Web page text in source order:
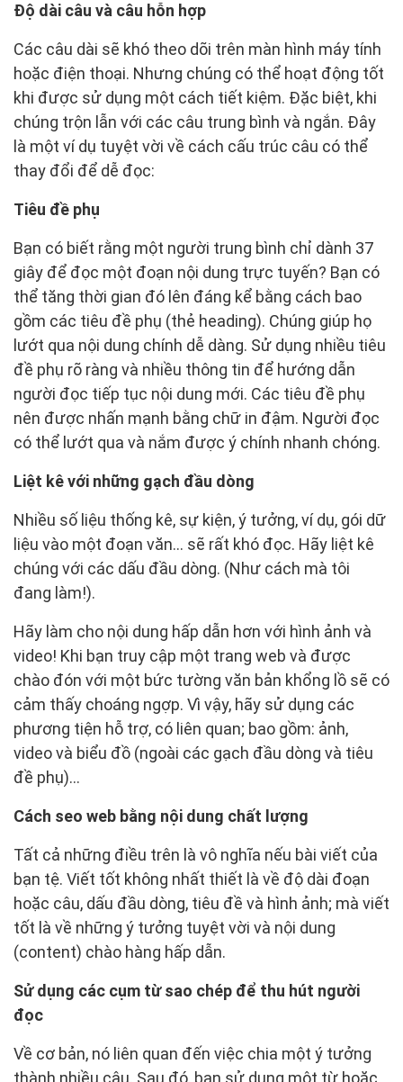
Độ dài câu và câu hỗn hợp
Các câu dài sẽ khó theo dõi trên màn hình máy tính
hoặc điện thoại. Nhưng chúng có thể hoạt động tốt
khi được sử dụng một cách tiết kiệm. Đặc biệt, khi
chúng trộn lẫn với các câu trung bình và ngắn. Đây
là một ví dụ tuyệt vời về cách cấu trúc câu có thể
thay đổi để dễ đọc:
Tiêu đề phụ
Bạn có biết rằng một người trung bình chỉ dành 37
giây để đọc một đoạn nội dung trực tuyến? Bạn có
thể tăng thời gian đó lên đáng kể bằng cách bao
gồm các tiêu đề phụ (thẻ heading). Chúng giúp họ
lướt qua nội dung chính dễ dàng. Sử dụng nhiều tiêu
đề phụ rõ ràng và nhiều thông tin để hướng dẫn
người đọc tiếp tục nội dung mới. Các tiêu đề phụ
nên được nhấn mạnh bằng chữ in đậm. Người đọc
có thể lướt qua và nắm được ý chính nhanh chóng.
Liệt kê với những gạch đầu dòng
Nhiều số liệu thống kê, sự kiện, ý tưởng, ví dụ, gói dữ
liệu vào một đoạn văn… sẽ rất khó đọc. Hãy liệt kê
chúng với các dấu đầu dòng. (Như cách mà tôi
đang làm!).
Hãy làm cho nội dung hấp dẫn hơn với hình ảnh và
video! Khi bạn truy cập một trang web và được
chào đón với một bức tường văn bản khổng lồ sẽ có
cảm thấy choáng ngợp. Vì vậy, hãy sử dụng các
phương tiện hỗ trợ, có liên quan; bao gồm: ảnh,
video và biểu đồ (ngoài các gạch đầu dòng và tiêu
đề phụ)…
Cách seo web bằng nội dung chất lượng
Tất cả những điều trên là vô nghĩa nếu bài viết của
bạn tệ. Viết tốt không nhất thiết là về độ dài đoạn
hoặc câu, dấu đầu dòng, tiêu đề và hình ảnh; mà viết
tốt là về những ý tưởng tuyệt vời và nội dung
(content) chào hàng hấp dẫn.
Sử dụng các cụm từ sao chép để thu hút người
đọc
Về cơ bản, nó liên quan đến việc chia một ý tưởng